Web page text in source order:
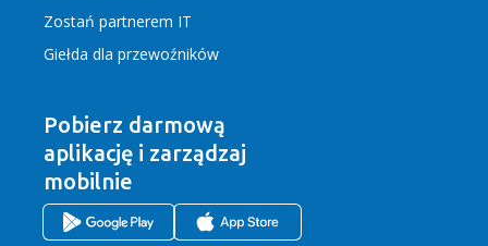
Zostań partnerem IT
Giełda dla przewoźników
Pobierz darmową
aplikację i zarządzaj
mobilnie